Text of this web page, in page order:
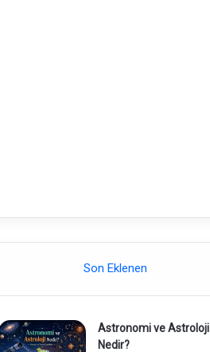
Son Eklenen
Astronomi ve Astroloji
Nedir?